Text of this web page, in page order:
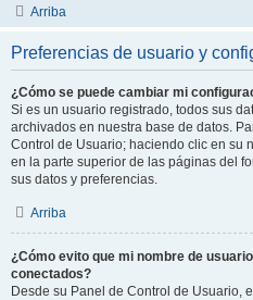
Arriba
Preferencias de usuario y
¿Cómo se puede cambiar mi
Si es un usuario registrado, todos sus
archivados en nuestra base de datos.
Control de Usuario; haciendo clic en su
en la parte superior de las páginas del
sus datos y preferencias.
Arriba
¿Cómo evito que mi nombre de
conectados?
Desde su Panel de Control de Usuario,